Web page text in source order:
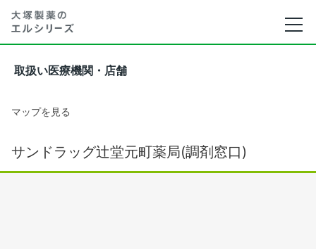
取扱い医療機関・店舗
マップを見る
サンドラッグ辻堂元町薬局(調剤窓口)